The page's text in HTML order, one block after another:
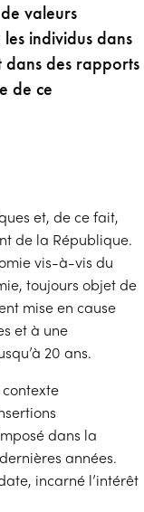
valeurs
individus dans
dans des rapports
de ce
et, de ce fait,
de la République.
vis-à-vis du
toujours objet de
mise en cause
et à une
20 ans.
contexte
dans la
années.
incarné l’intérêt